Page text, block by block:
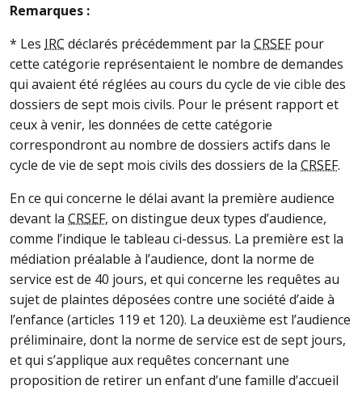
Remarques :
* Les IRC déclarés précédemment par la CRSEFpour
cette catégorie représentaient le nombre de demandes
qui avaient été réglées au cours du cycle de vie cible des
dossiers de sept mois civils. Pour le présent rapport et
ceux à venir, les données de cette catégorie
correspondront au nombre de dossiers actifs dans le
cycle de vie de sept mois civils des dossiers de la CRSEF.
En ce qui concerne le délai avant la première audience
devant la CRSEF, on distingue deux types d’audience,
comme l’indique le tableau ci-dessus. La première est la
médiation préalable à l’audience, dont la norme de
service est de 40 jours, et qui concerne les requêtes au
sujet de plaintes déposées contre une société d’aide à
l’enfance (articles 119 et 120). La deuxième est l’audience
préliminaire, dont la norme de service est de sept jours,
et qui s’applique aux requêtes concernant une
proposition de retirer un enfant d’une famille d’accueil